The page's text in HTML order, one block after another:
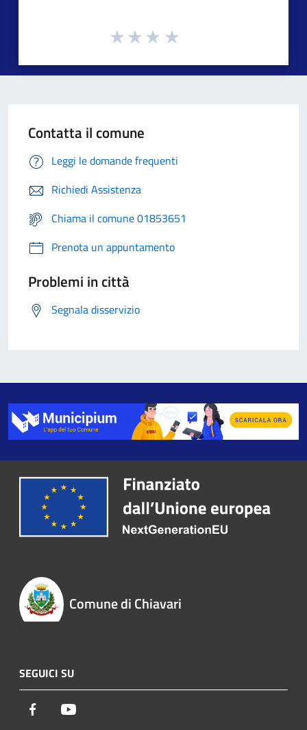
Contatta il comune
Leggi le domande frequenti
Richiedi Assistenza
Chiama il comune 01853651
Prenota un appuntamento
Problemi in città
Segnala disservizio
Comune di Chiavari
SEGUICI SU
Facebook